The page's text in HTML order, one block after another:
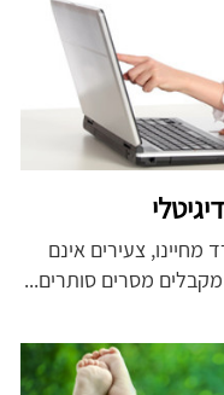
צעירים אינם
מסרים סותרים...